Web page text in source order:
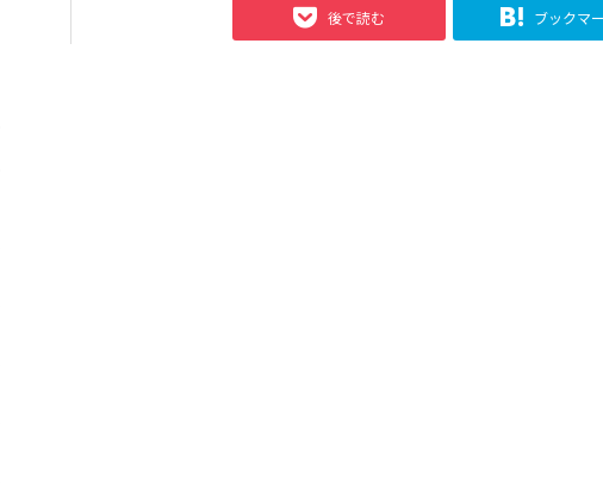
後で読む ブックマ